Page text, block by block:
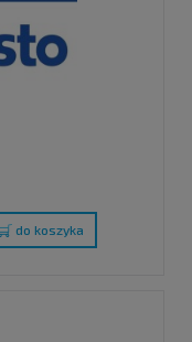
do koszyka